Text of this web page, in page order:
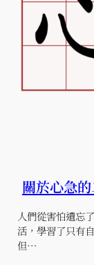
關於心急
人們從害怕遺忘
活，學習了只有
但…